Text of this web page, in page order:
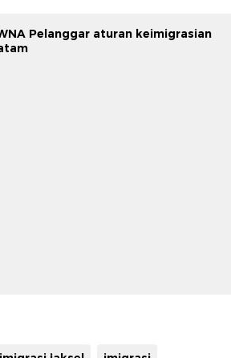
Pelanggar aturan keimigrasian